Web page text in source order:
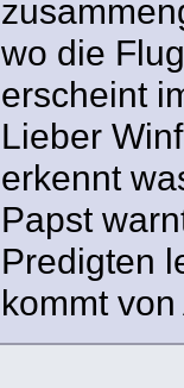
wo die
erscheint
Lieber
erkennt
Papst
Predigten
kommt